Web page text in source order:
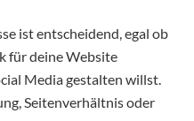
ist entscheidend, egal ob
für deine Website
Media gestalten willst.
Seitenverhältnis oder